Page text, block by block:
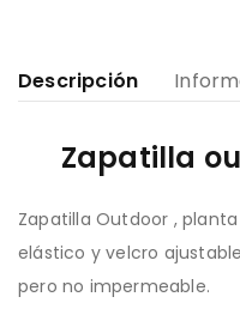
Descripción
Zapatilla
Zapatilla Outdoor ,
elástico y velcro
pero no impermeable.